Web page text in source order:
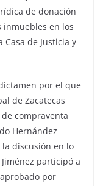
de donación
inmuebles en los
de Justicia y
por el que
de Zacatecas
compraventa
Hernández
discusión en lo
participó a
por